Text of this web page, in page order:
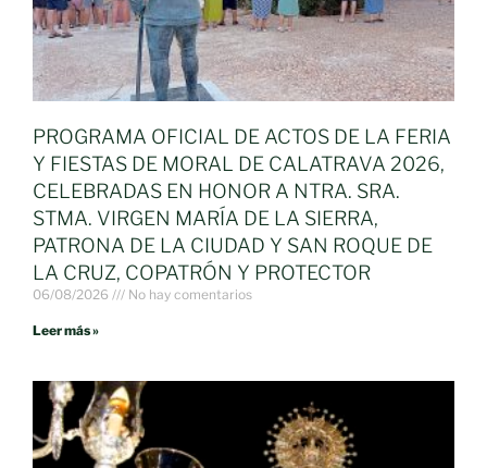
PROGRAMA OFICIAL DE ACTOS DE LA FERIA
Y FIESTAS DE MORAL DE CALATRAVA 2026,
CELEBRADAS EN HONOR A NTRA. SRA.
STMA. VIRGEN MARÍA DE LA SIERRA,
PATRONA DE LA CIUDAD Y SAN ROQUE DE
LA CRUZ, COPATRÓN Y PROTECTOR
06/08/2026 No hay comentarios
Leer más »